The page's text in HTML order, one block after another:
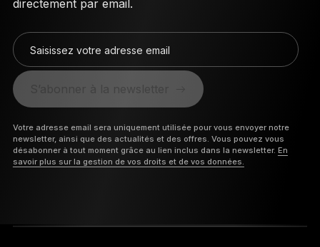
directement par email.
Saisissez votre adresse email
S’abonner à la newsletter
Votre adresse email sera uniquement utilisée pour vous envoyer notre
newsletter, ainsi que des actualités et des offres. Vous pouvez vous
désabonner à tout moment grâce au lien inclus dans la newsletter. En
savoir plus sur la gestion de vos droits et de vos données.